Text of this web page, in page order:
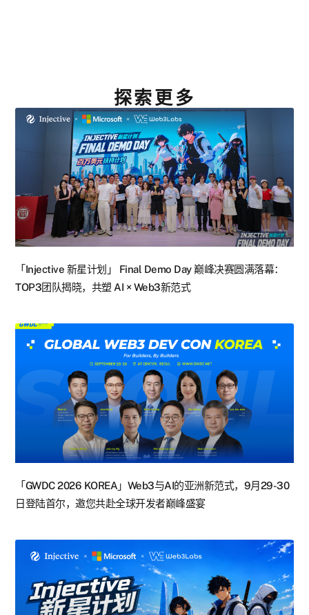
探索更多
「Injective 新星计划」 Final Demo Day 巅峰决赛圆满落幕：
TOP3团队揭晓，共塑 AI × Web3新范式
「GWDC 2026 KOREA」Web3与AI的亚洲新范式，9月29-30
日登陆首尔，邀您共赴全球开发者巅峰盛宴